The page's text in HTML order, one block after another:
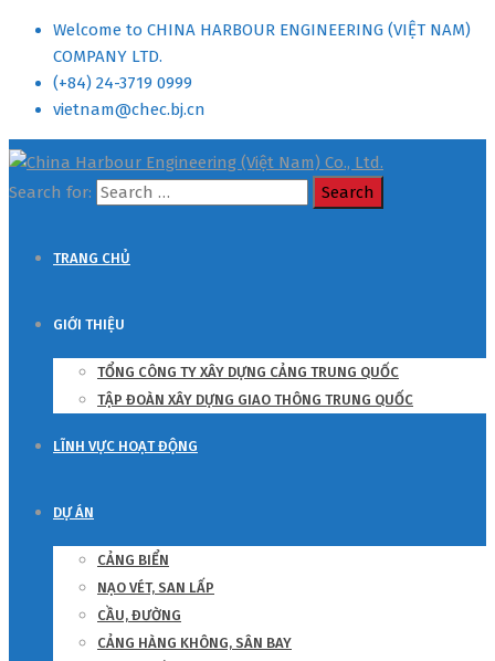
Welcome to CHINA HARBOUR ENGINEERING (VIỆT NAM)
COMPANY LTD.
(+84) 24-3719 0999
vietnam@chec.bj.cn
Search for:
TRANG CHỦ
GIỚI THIỆU
TỔNG CÔNG TY XÂY DỰNG CẢNG TRUNG QUỐC
TẬP ĐOÀN XÂY DỰNG GIAO THÔNG TRUNG QUỐC
LĨNH VỰC HOẠT ĐỘNG
DỰ ÁN
CẢNG BIỂN
NẠO VÉT, SAN LẤP
CẦU, ĐƯỜNG
CẢNG HÀNG KHÔNG, SÂN BAY